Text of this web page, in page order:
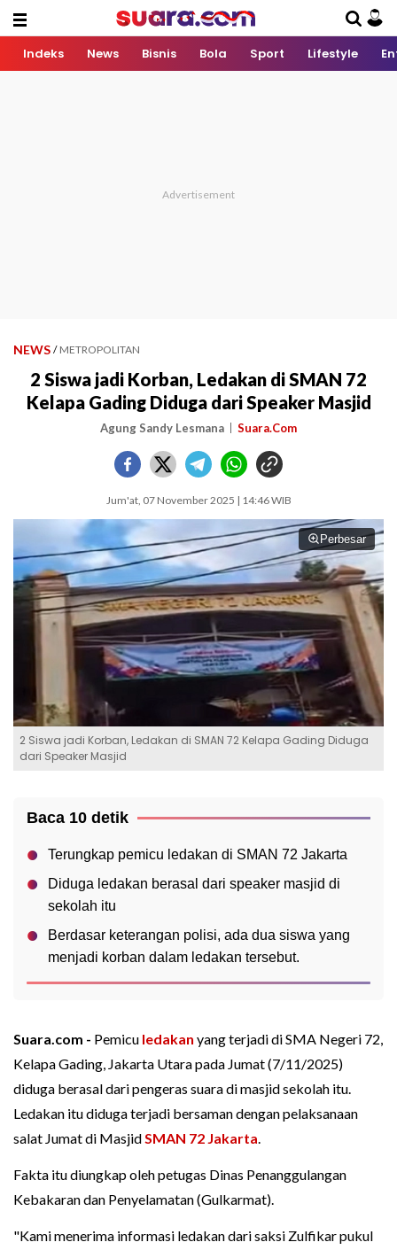
Indeks News Bisnis Bola Sport Lifestyle
NEWS / METROPOLITAN
2 Siswa jadi Korban, Ledakan di SMAN 72
Kelapa Gading Diduga dari Speaker Masjid
Agung Sandy Lesmana Suara.Com
Jum'at, 07 November 2025 | 14:46 WIB
Perbesar
2 Siswa jadi Korban, Ledakan di SMAN 72 Kelapa Gading Diduga
dari Speaker Masjid
Baca 10 detik
Terungkap pemicu ledakan di SMAN 72 Jakarta
Diduga ledakan berasal dari speaker masjid di
sekolah itu
Berdasar keterangan polisi, ada dua siswa yang
menjadi korban dalam ledakan tersebut.
Suara.com - Pemicu ledakan yang terjadi di SMA Negeri 72,
Kelapa Gading, Jakarta Utara pada Jumat (7/11/2025)
diduga berasal dari pengeras suara di masjid sekolah itu.
Ledakan itu diduga terjadi bersaman dengan pelaksanaan
salat Jumat di MasjidSMAN 72 Jakarta.
Fakta itu diungkap oleh petugas Dinas Penanggulangan
Kebakaran dan Penyelamatan (Gulkarmat).
"Kami menerima informasi ledakan dari saksi Zulfikar pukul